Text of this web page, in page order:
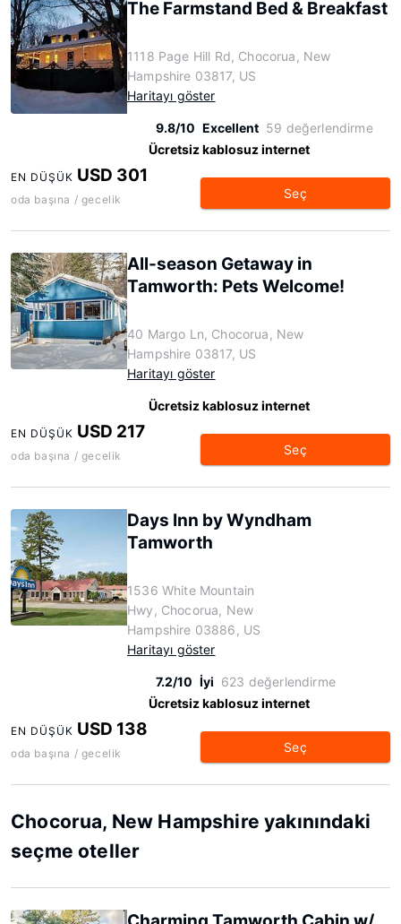
The Farmstand Bed & Breakfast
1118 Page Hill Rd, Chocorua, New
Hampshire 03817, US
Haritayı göster
9.8/10 Excellent 59 değerlendirme
Ücretsiz kablosuz internet
EN DÜŞÜK USD 301
oda başına / gecelik Seç
All-season Getaway in
Tamworth: Pets Welcome!
40 Margo Ln, Chocorua, New
Hampshire 03817, US
Haritayı göster
Ücretsiz kablosuz internet
EN DÜŞÜK USD 217
oda başına / gecelik Seç
Days Inn by Wyndham
Tamworth
1536 White Mountain
Hwy, Chocorua, New
Hampshire 03886, US
Haritayı göster
7.2/10 İyi 623 değerlendirme
Ücretsiz kablosuz internet
EN DÜŞÜK USD 138
oda başına / gecelik Seç
Chocorua, New Hampshire yakınındaki
seçme oteller